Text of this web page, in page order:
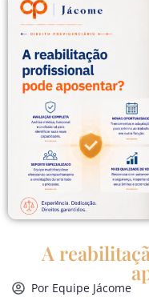
A
PorEquipe Jácome